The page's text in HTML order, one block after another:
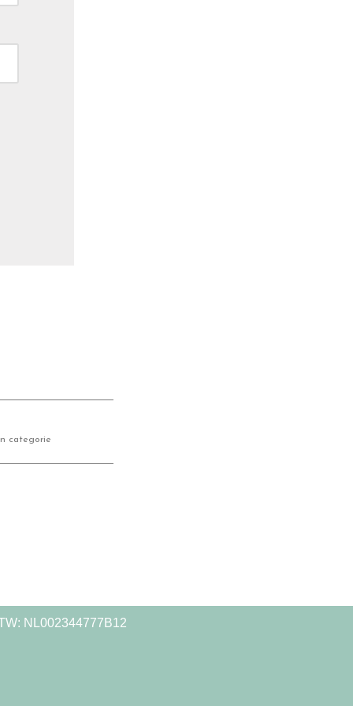
categorie
NL002344777B12